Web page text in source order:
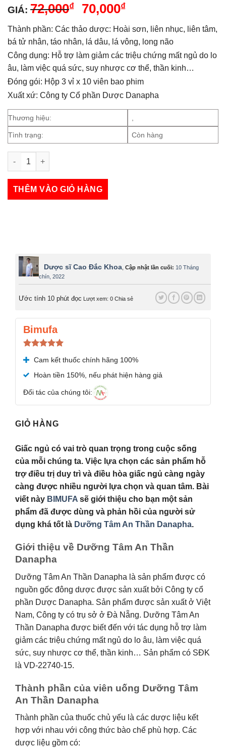
GIÁ: 72,000₫
Giá
gốc
là:
72,000₫.
70,000₫Giá
tại
là:
70,000₫.
Thành phần: Các thảo dược: Hoài sơn, liên nhục, liên tâm,
bá tử nhân, táo nhân, lá dâu, lá vông, long não
Công dụng: Hỗ trợ làm giảm các triệu chứng mất ngủ do lo
âu, làm việc quá sức, suy nhược cơ thể, thần kinh…
Đóng gói: Hộp 3 vỉ x 10 viên bao phim
Xuất xứ: Công ty Cổ phần Dược Danapha
Thương hiệu: ,
Tình trạng: Còn hàng
THÊM VÀO GIỎ HÀNG
Dược sĩ Cao Đắc Khoa Cập nhật lần cuối: 10 Tháng
chín, 2022
Ước tính 10 phút đọc Lượt xem: 0 Chia sẻ
Bimufa
Được xếp
hạng5.00
5 sao
Cam kết thuốc chính hãng 100%
Hoàn tiền 150%, nếu phát hiện hàng giả
Đối tác của chúng tôi:
GIỎ HÀNG
Giấc ngủ có vai trò quan trọng trong cuộc sống
của mỗi chúng ta. Việc lựa chọn các sản phẩm hỗ
trợ điều trị duy trì và điều hòa giấc ngủ càng ngày
càng được nhiều người lựa chọn và quan tâm. Bài
viết này BIMUFA sẽ giới thiệu cho bạn một sản
phẩm đã được dùng và phản hồi của người sử
dụng khá tốt là Dưỡng Tâm An Thần Danapha.
Giới thiệu về Dưỡng Tâm An Thần
Danapha
Dưỡng Tâm An Thần Danapha là sản phẩm được có
nguồn gốc đông dược được sản xuất bởi Công ty cổ
phần Dược Danapha. Sản phẩm được sản xuất ở Việt
Nam, Công ty có trụ sở ở Đà Nẵng. Dưỡng Tâm An
Thần Danapha được biết đến với tác dụng hỗ trợ làm
giảm các triệu chứng mất ngủ do lo âu, làm việc quá
sức, suy nhược cơ thể, thần kinh… Sản phẩm có SĐK
là VD-22740-15.
Thành phần của viên uống Dưỡng Tâm
An Thần Danapha
Thành phần của thuốc chủ yếu là các dược liệu kết
hợp với nhau với công thức bào chế phù hợp. Các
dược liệu gồm có: